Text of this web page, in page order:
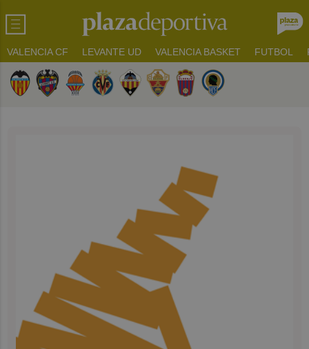
VALENCIA CF LEVANTE UD VALENCIA BASKET FUTBOL